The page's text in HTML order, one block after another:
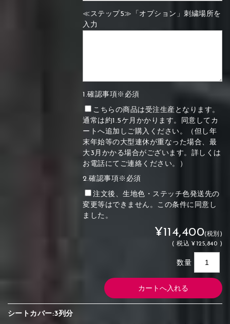
≪ステップ5≫「オプション」刺繍場所を
入力
1.確認事項※必須
こちらの商品は受注生産となります。
通常は約1.5ケ月かかります。同意してカ
ートへ追加しご購入ください。（但し年
末年始等の大型連休が重なった場合、最
大3月かかる場合がございます。詳しくは
お電話にてご連絡ください。）
2.確認事項※必須
注文後、生地色・ステッチ色発送先の
変更等はできません。この条件に同意し
ました。
¥114,400(税別)
(税込 ¥125,840 )
数量
シートカバー:3列分